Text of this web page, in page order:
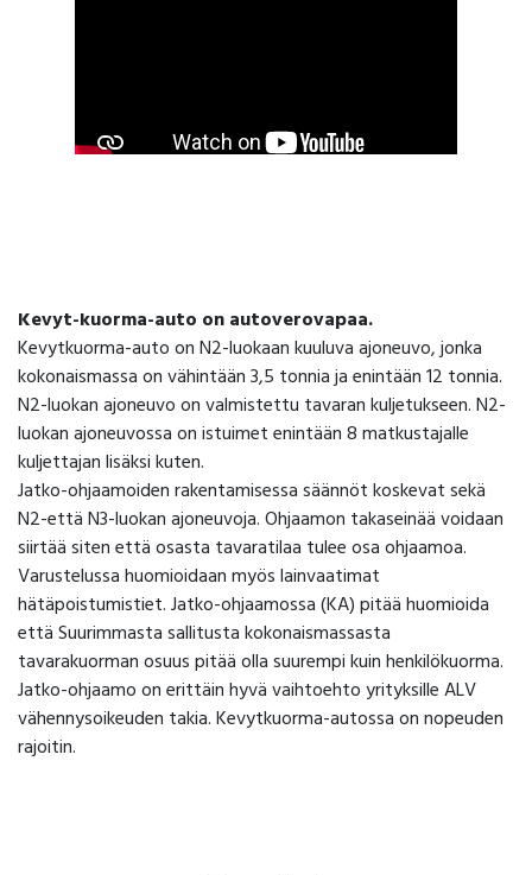
Kevyt-kuorma-auto on autoverovapaa.
Kevytkuorma-auto on N2-luokaan kuuluva ajoneuvo, jonka
kokonaismassa on vähintään 3,5 tonnia ja enintään 12 tonnia.
N2-luokan ajoneuvo on valmistettu tavaran kuljetukseen. N2-
luokan ajoneuvossa on istuimet enintään 8 matkustajalle
kuljettajan lisäksi kuten.
Jatko-ohjaamoiden rakentamisessa säännöt koskevat sekä
N2-että N3-luokan ajoneuvoja. Ohjaamon takaseinää voidaan
siirtää siten että osasta tavaratilaa tulee osa ohjaamoa.
Varustelussa huomioidaan myös lainvaatimat
hätäpoistumistiet. Jatko-ohjaamossa (KA) pitää huomioida
että Suurimmasta sallitusta kokonaismassasta
tavarakuorman osuus pitää olla suurempi kuin henkilökuorma.
Jatko-ohjaamo on erittäin hyvä vaihtoehto yrityksille ALV
vähennysoikeuden takia. Kevytkuorma-autossa on nopeuden
rajoitin.